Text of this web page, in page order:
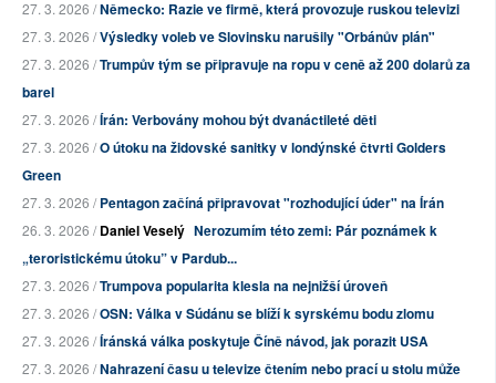
27. 3. 2026 /Německo: Razie ve firmě, která provozuje ruskou televizi
27. 3. 2026 /Výsledky voleb ve Slovinsku narušily "Orbánův plán"
27. 3. 2026 /Trumpův tým se připravuje na ropu v ceně až 200 dolarů za
barel
27. 3. 2026 /Írán: Verbovány mohou být dvanáctileté děti
27. 3. 2026 /O útoku na židovské sanitky v londýnské čtvrti Golders
Green
27. 3. 2026 /Pentagon začíná připravovat "rozhodující úder" na Írán
26. 3. 2026 /Daniel Veselý Nerozumím této zemi: Pár poznámek k
„teroristickému útoku” v Pardub...
27. 3. 2026 /Trumpova popularita klesla na nejnižší úroveň
27. 3. 2026 /OSN: Válka v Súdánu se blíží k syrskému bodu zlomu
27. 3. 2026 /Íránská válka poskytuje Číně návod, jak porazit USA
27. 3. 2026 /Nahrazení času u televize čtením nebo prací u stolu může